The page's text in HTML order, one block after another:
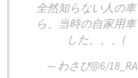
全然知らない人の
ら、当時の自家用
した、、、(
— わさび@6/